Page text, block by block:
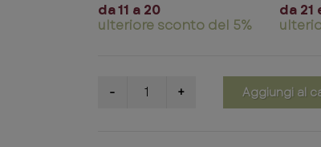
da 11 a 20
ulteriore sconto del 5%
da 21
Aggiungi al